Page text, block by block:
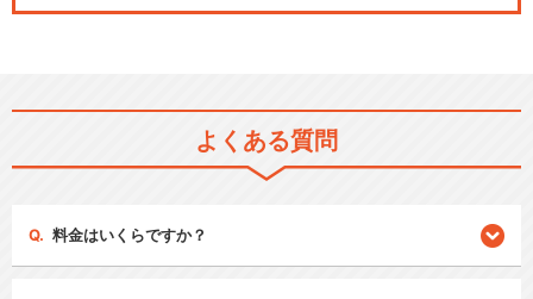
よくある質問
料金はいくらですか？